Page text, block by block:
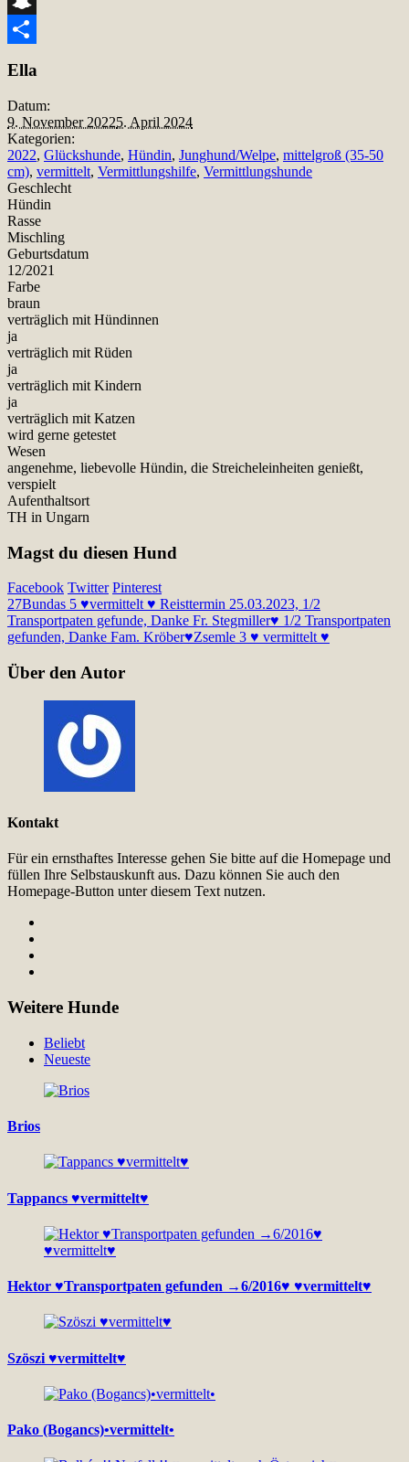
Snapchat
Ella
Datum:
9. November 20225. April 2024
Kategorien:
2022, Glückshunde, Hündin, Junghund/Welpe, mittelgroß (35-50
cm), vermittelt, Vermittlungshilfe, Vermittlungshunde
Geschlecht
Hündin
Rasse
Mischling
Geburtsdatum
12/2021
Farbe
braun
verträglich mit Hündinnen
ja
verträglich mit Rüden
ja
verträglich mit Kindern
ja
verträglich mit Katzen
wird gerne getestet
Wesen
angenehme, liebevolle Hündin, die Streicheleinheiten genießt,
verspielt
Aufenthaltsort
TH in Ungarn
Magst du diesen Hund
Facebook Twitter Pinterest
27Bundas 5 ♥vermittelt ♥ Reisttermin 25.03.2023, 1/2
Transportpaten gefunde, Danke Fr. Stegmiller♥ 1/2 Transportpaten
gefunden, Danke Fam. Kröber♥Zsemle 3 ♥ vermittelt ♥
Über den Autor
Kontakt
Für ein ernsthaftes Interesse gehen Sie bitte auf die Homepage und
füllen Ihre Selbstauskunft aus. Dazu können Sie auch den
Homepage-Button unter diesem Text nutzen.
Weitere Hunde
Beliebt
Neueste
Brios
Tappancs ♥vermittelt♥
Hektor ♥Transportpaten gefunden →6/2016♥ ♥vermittelt♥
Szöszi ♥vermittelt♥
Pako (Bogancs)•vermittelt•